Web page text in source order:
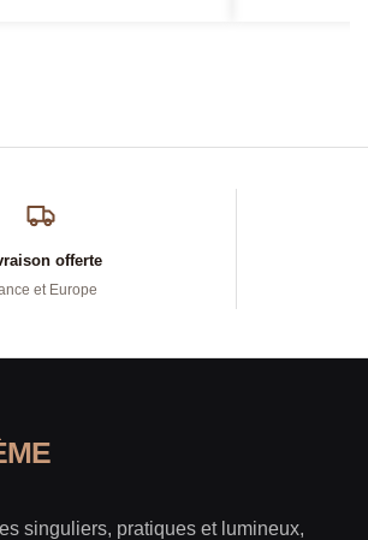
offerte
et Europe
singuliers, pratiques et lumineux,